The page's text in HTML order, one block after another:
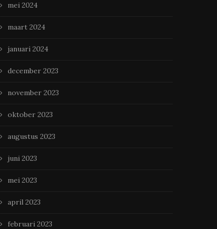
mei 2024
maart 2024
januari 2024
december 2023
november 2023
oktober 2023
augustus 2023
juni 2023
mei 2023
april 2023
februari 2023